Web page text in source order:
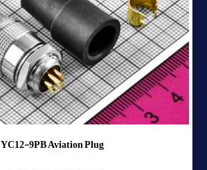
YC12-9PB Aviation Plug